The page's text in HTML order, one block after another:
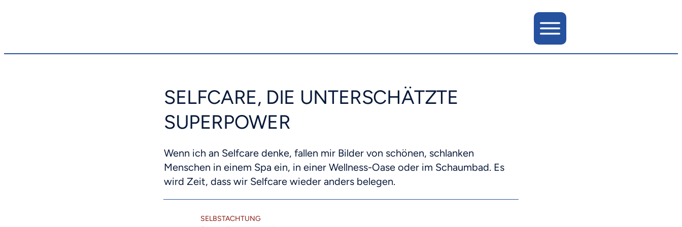
SELFCARE, DIE UNTERSCHÄTZTE
SUPERPOWER
Wenn ich an Selfcare denke, fallen mir Bilder von schönen, schlanken
Menschen in einem Spa ein, in einer Wellness-Oase oder im Schaumbad. Es
wird Zeit, dass wir Selfcare wieder anders belegen.
SELBSTACHTUNG